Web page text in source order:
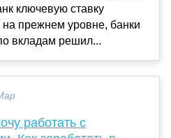
ключевую ставку
на прежнем уровне, банки
вкладам решил...
работать с